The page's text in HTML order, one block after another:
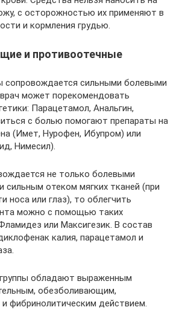
с осторожностью их применяют в
и кормления грудью.
и противоотечные
сопровождается сильными болевыми
может порекомендовать
Парацетамол, Анальгин,
с болью помогают препараты на
(Имет, Нурофен, Ибупром) или
Нимесил).
не только болевыми
отеком мягких тканей (при
носа или глаз), то облегчить
можно с помощью таких
или Максигезик. В состав
калия, парацетамол и
обладают выраженным
обезболивающим,
фибринолитическим действием.